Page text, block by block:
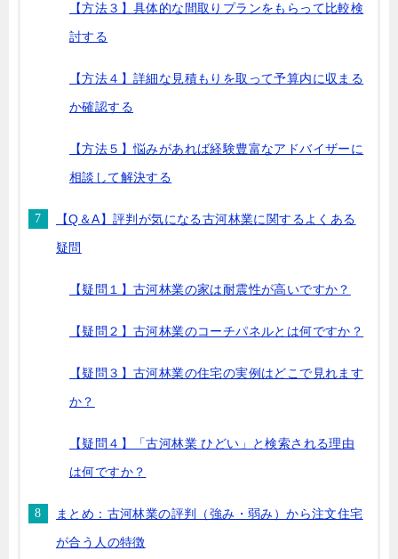
【方法３】具体的な間取りプランをもらって比較検
討する
【方法４】詳細な見積もりを取って予算内に収まる
か確認する
【方法５】悩みがあれば経験豊富なアドバイザーに
相談して解決する
【Q＆A】評判が気になる古河林業に関するよくある
疑問
【疑問１】古河林業の家は耐震性が高いですか？
【疑問２】古河林業のコーチパネルとは何ですか？
【疑問３】古河林業の住宅の実例はどこで見れます
か？
【疑問４】「古河林業 ひどい」と検索される理由
は何ですか？
まとめ：古河林業の評判（強み・弱み）から注文住宅
が合う人の特徴